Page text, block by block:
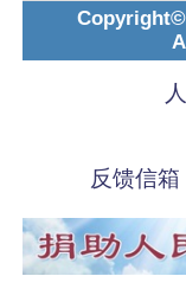
反馈信箱